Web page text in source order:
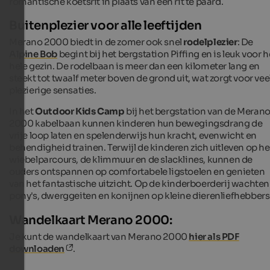
Buitenplezier voor alle leeftijden
Merano 2000 biedt in de zomer ook snel rodelplezier: De
Alpine Bob begint bij het bergstation Piffing en is leuk voor
hele gezin. De rodelbaan is meer dan een kilometer lang en
steekt tot twaalf meter boven de grond uit, wat zorgt voor
plezierige sensaties.
In hetOutdoor Kids Camp bij het bergstation van de Merano
2000 kabelbaan kunnen kinderen hun bewegingsdrang de
vrije loop laten en spelenderwijs hun kracht, evenwicht en
behendigheid trainen. Terwijl de kinderen zich uitleven op
wiebelparcours, de klimmuur en de slacklines, kunnen de
ouders ontspannen op comfortabele ligstoelen en genieten
van het fantastische uitzicht. Op de kinderboerderij wachten
pony's, dwerggeiten en konijnen op kleine
Wandelkaart Merano 2000:
Je kunt de wandelkaart van Merano 2000 hier als PDF
downloaden
.